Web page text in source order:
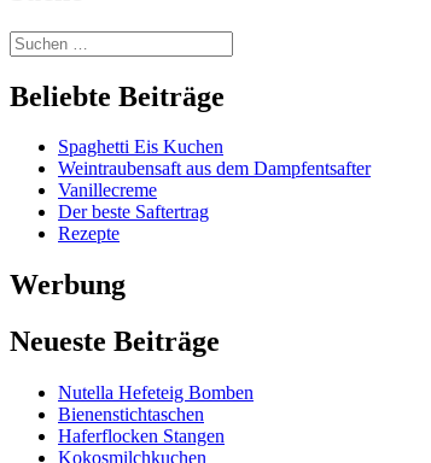
Beliebte Beiträge
Spaghetti Eis Kuchen
Weintraubensaft aus dem Dampfentsafter
Vanillecreme
Der beste Saftertrag
Rezepte
Werbung
Neueste Beiträge
Nutella Hefeteig Bomben
Bienenstichtaschen
Haferflocken Stangen
Kokosmilchkuchen